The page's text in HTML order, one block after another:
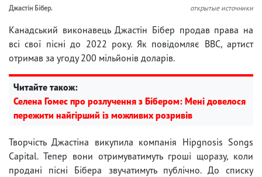
Джастін Бібер. открытые источники
Канадський виконавець Джастін Бібер продав права на
всі свої пісні до 2022 року. Як повідомляє BBC, артист
отримав за угоду 200 мільйонів доларів.
Читайте також:
Селена Гомес про розлучення з Бібером: Мені довелося
пережити найгірший із можливих розривів
Творчість Джастіна викупила компанія Hipgnosis Songs
Capital. Тепер вони отримуватимуть гроші щоразу, коли
продані пісні Бібера звучатимуть публічно. До списку